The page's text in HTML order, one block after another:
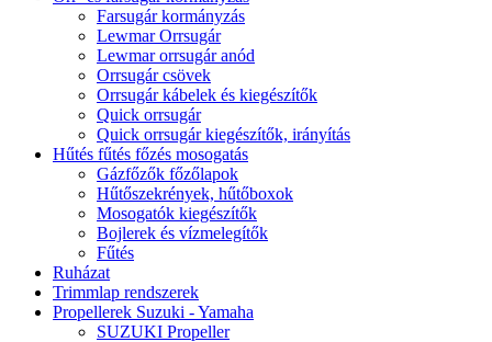
Farsugár kormányzás
Lewmar Orrsugár
Lewmar orrsugár anód
Orrsugár csövek
Orrsugár kábelek és kiegészítők
Quick orrsugár
Quick orrsugár kiegészítők, irányítás
Hűtés fűtés főzés mosogatás
Gázfőzők főzőlapok
Hűtőszekrények, hűtőboxok
Mosogatók kiegészítők
Bojlerek és vízmelegítők
Fűtés
Ruházat
Trimmlap rendszerek
Propellerek Suzuki - Yamaha
SUZUKI Propeller